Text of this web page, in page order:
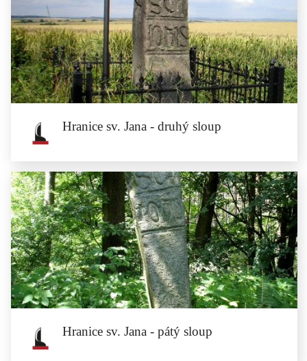
Hranice sv. Jana - čtvrtý sloup
Čtvrtý sloup hranice sv. Jana se nachází na pravé straně polní...
Hranice sv. Jana - druhý sloup
Hranice sv. Jana - druhý sloup
Druhý sloup hranice sv. Jana stojí na kopci mezi poli. Můžete se k němu dostat
po...
Hranice sv. Jana - pátý sloup